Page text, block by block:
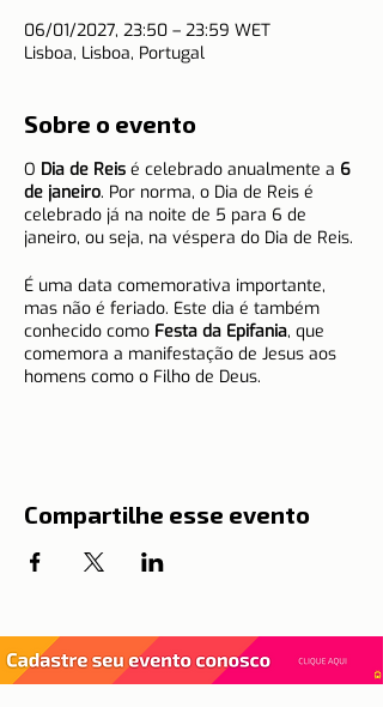
06/01/2027, 23:50 – 23:59 WET
Lisboa, Lisboa, Portugal
Sobre o evento
O Dia de Reis é celebrado anualmente a 6
de janeiro. Por norma, o Dia de Reis é
celebrado já na noite de 5 para 6 de
janeiro, ou seja, na véspera do Dia de Reis.
É uma data comemorativa importante,
mas não é feriado. Este dia é também
conhecido como Festa da Epifania, que
comemora a manifestação de Jesus aos
homens como o Filho de Deus.
magos do Oriente, visitaram o Menino
depois de serem guiados por uma estrela.
Belchior, Baltazar e Gaspar, e levaram de
presente ao Menino Jesus, ouro, incenso e
mirra.
Compartilhe esse evento